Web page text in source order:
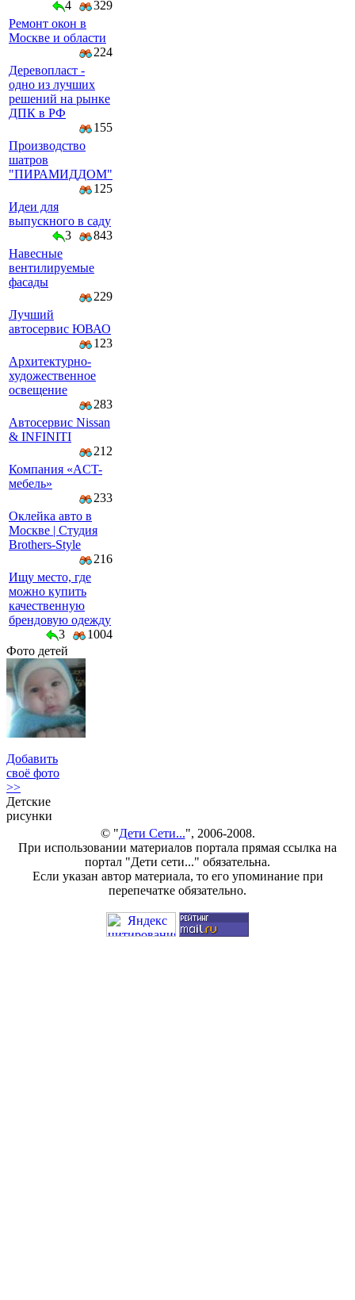
4
329
Ремонт окон в
Москве и области
224
Деревопласт -
одно из лучших
решений на рынке
ДПК в РФ
155
Производство
шатров
"ПИРАМИДДОМ"
125
Идеи для
выпускного в саду
3
843
Навесные
вентилируемые
фасады
229
Лучший
автосервис ЮВАО
123
Архитектурно-
художественное
освещение
283
Автосервис Nissan
& INFINITI
212
Компaния «AСT-
мeбeль»
233
Оклейка авто в
Москве | Студия
Brothers-Style
216
Ищу место, где
можно купить
качественную
брендовую одежду
3
1004
Фото детей
Добавить
своё фото
>>
Детские
рисунки
© "Дети Сети...", 2006-2008.
При использовании материалов портала прямая ссылка на
портал "Дети сети..." обязательна.
Если указан автор материала, то его упоминание при
перепечатке обязательно.